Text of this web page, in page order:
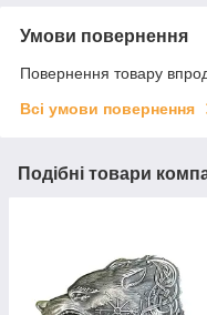
Умови повернення
Повернення товару
Всі умови повернення
Подібні товари